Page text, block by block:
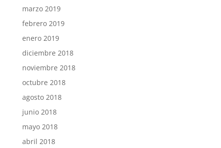
marzo 2019
febrero 2019
enero 2019
diciembre 2018
noviembre 2018
octubre 2018
agosto 2018
junio 2018
mayo 2018
abril 2018